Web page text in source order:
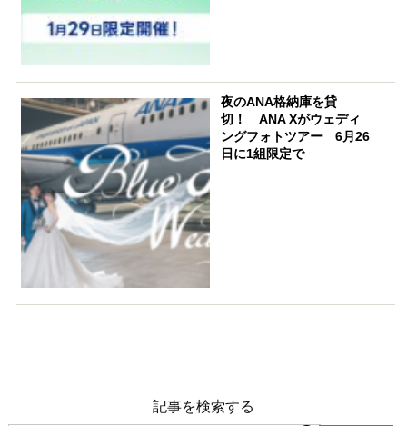
夜のANA格納庫を貸
切！ ANA Xがウェディ
ングフォトツアー 6月26
日に1組限定で
記事を検索する